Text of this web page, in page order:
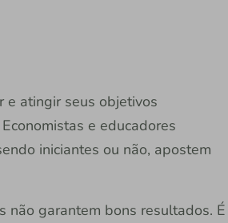
e atingir seus objetivos
e educadores
iniciantes ou não, apostem
não garantem bons resultados. É